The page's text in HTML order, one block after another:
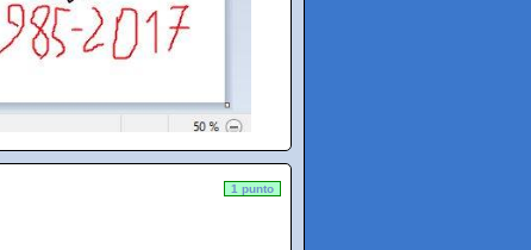
1 punto